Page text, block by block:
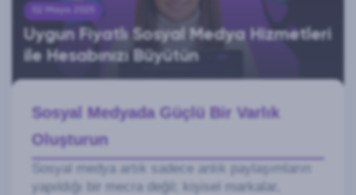
Uygun Fiyatlı Sosyal Medya Hizmetleri
ile Hesabınızı Büyütün
Sosyal Medyada Güçlü Bir Varlık
Oluşturun
Sosyal medya artık sadece anlık paylaşımların
yapıldığı bir mecra değil; kişisel markalar,